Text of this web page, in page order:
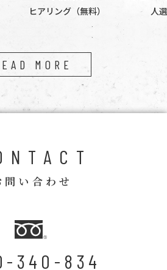
ヒアリング（無料）
人選
MORE
問い合わせ
340-834